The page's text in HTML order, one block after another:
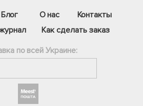
Блог О нас
Контакты
Как сделать заказ
по всей Украине: